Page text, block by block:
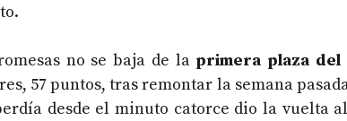
no se baja de la primera plaza
57 puntos, tras remontar la semana
desde el minuto catorce dio la vuelta